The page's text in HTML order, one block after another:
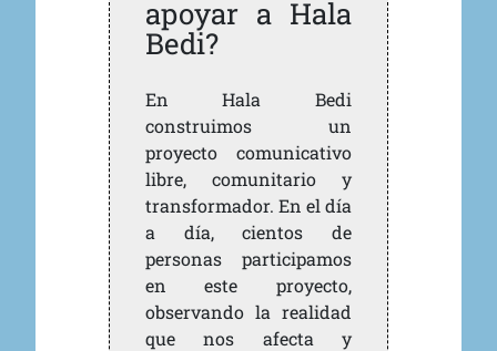
apoyar a Hala
Bedi?
En Hala Bedi
construimos un
proyecto comunicativo
libre, comunitario y
transformador. En el día
a día, cientos de
personas participamos
en este proyecto,
observando la realidad
que nos afecta y